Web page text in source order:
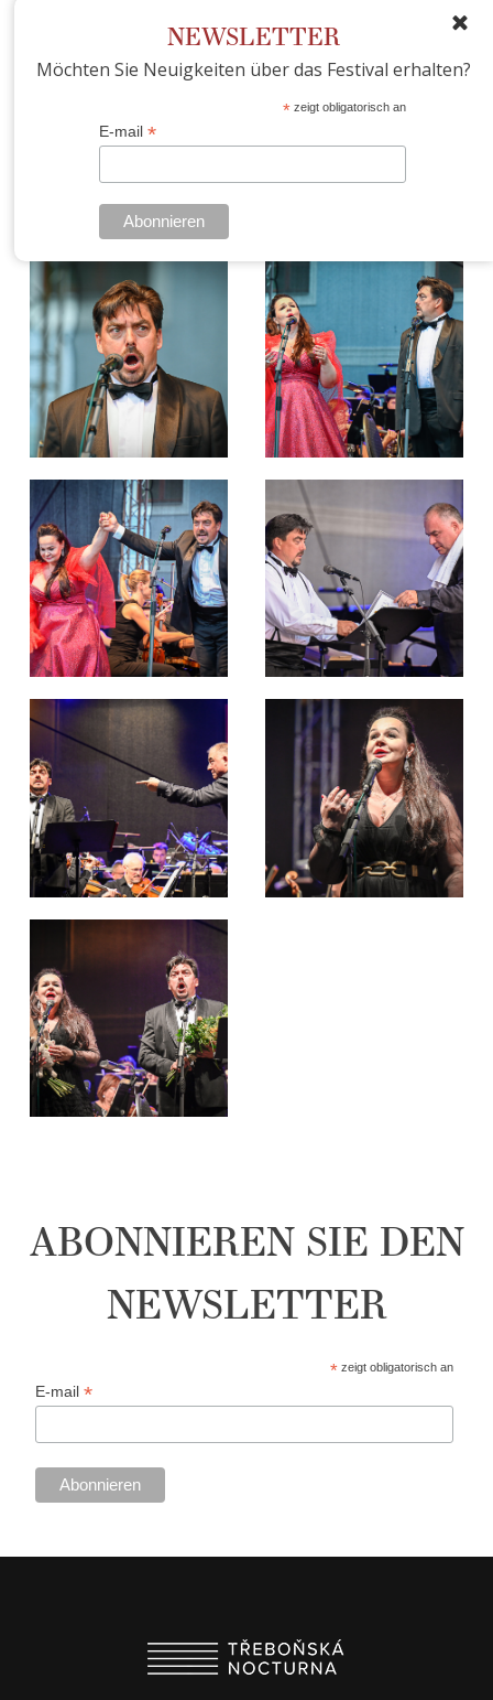
NEWSLETTER
Möchten Sie Neuigkeiten über das Festival erhalten?
*zeigt obligatorisch an
E-mail *
ABONNIEREN SIE DEN
NEWSLETTER
* zeigt obligatorisch an
E-mail*